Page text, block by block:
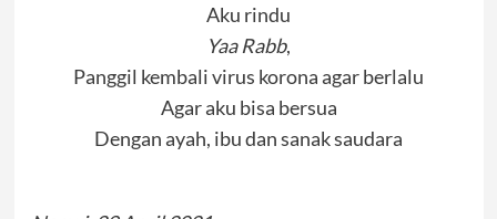
Aku rindu
Yaa Rabb,
Panggil kembali virus korona agar berlalu
Agar aku bisa bersua
Dengan ayah, ibu dan sanak saudara